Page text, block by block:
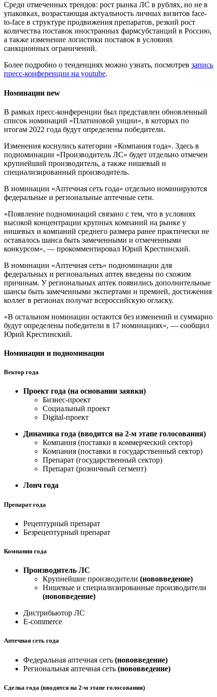
Среди отмеченных трендов: рост рынка ЛС в рублях, но не в
упаковках, возрастающая актуальность личных визитов face-
to-face в структуре продвижения препаратов, резкий рост
количества поставок иностранных фармсубстанций в Россию,
а также изменение логистики поставок в условиях
санкционных ограничений.
Более подробно о тенденциях можно узнать, посмотрев запись
пресс-конференции на youtube.
Номинации new
В рамках пресс-конференции был представлен обновленный
список номинаций «Платиновой унции», в которых по
итогам 2022 года будут определены победители.
Изменения коснулись категории «Компания года». Здесь в
подноминации «Производитель ЛС» будет отдельно отмечен
крупнейший производитель, а также нишевый и
специализированный производитель.
В номинации «Аптечная сеть года» отдельно номинируются
федеральные и региональные аптечные сети.
«Появление подноминаций связано с тем, что в условиях
высокой концентрации крупных компаний на рынке у
нишевых и компаний среднего размера ранее практически не
оставалось шанса быть замеченными и отмеченными
конкурсом», — прокомментировал Юрий Крестинский.
В номинации «Аптечная сеть» подноминации для
федеральных и региональных аптек введены по схожим
причинам. У региональных аптек появились дополнительные
шансы быть замеченными экспертами и премией, достижения
коллег в регионах получат всероссийскую огласку.
«В остальном номинации остаются без изменений и суммарно
будут определены победители в 17 номинациях», — сообщил
Юрий Крестинский.
Номинации и подноминации
Вектор года
Проект года (на основании заявки)
Бизнес-проект
Социальный проект
Digital-проект
Динамика года (вводится на 2-м этапе голосования)
Компания (поставки в коммерческий сектор)
Компания (поставки в государственный сектор)
Препарат (государственный сектор)
Препарат (розничный сегмент)
Лонч года
Препарат года
Рецептурный препарат
Безрецептурный препарат
Компания года
Производитель ЛС
Крупнейшие производители (нововведение)
Нишевые и специализированные производители
(нововведение)
Дистрибьютор ЛС
E-commerce
Аптечная сеть года
Федеральная аптечная сеть (нововведение)
Региональная аптечная сеть (нововведение)
Сделка года (вводится на 2-м этапе голосования)